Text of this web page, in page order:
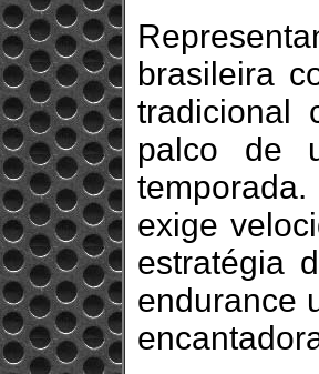
brasileira
tradicional
palco de
exige
estratégia
endurance